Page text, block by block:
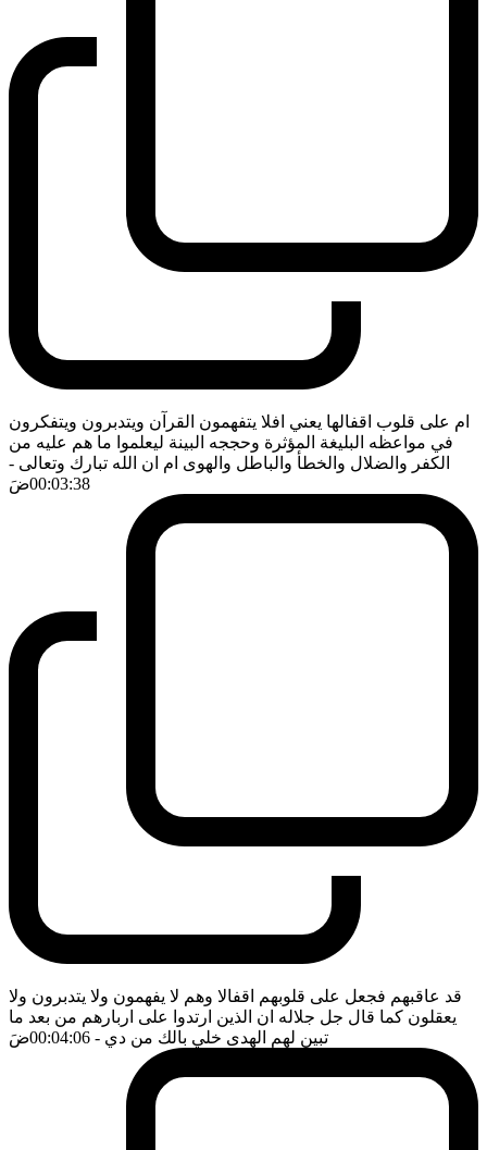
ام على قلوب اقفالها يعني افلا يتفهمون القرآن ويتدبرون ويتفكرون
في مواعظه البليغة المؤثرة وحججه البينة ليعلموا ما هم عليه من
الكفر والضلال والخطأ والباطل والهوى ام ان الله تبارك وتعالى -
00:03:38ضَ
قد عاقبهم فجعل على قلوبهم اقفالا وهم لا يفهمون ولا يتدبرون ولا
يعقلون كما قال جل جلاله ان الذين ارتدوا على اربارهم من بعد ما
تبين لهم الهدى خلي بالك من دي - 00:04:06 ضَ